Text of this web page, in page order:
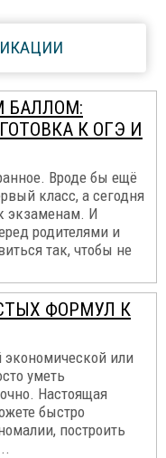
БАЛЛОМ:
К ОГЭ И
Вроде бы ещё
класс, а сегодня
экзаменам. И
родителями и
так, чтобы не
ФОРМУЛ К
экономической или
уметь
Настоящая
быстро
построить